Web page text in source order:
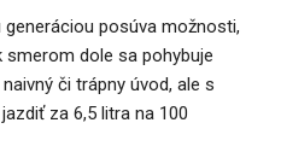
generáciou posúva možnosti,
smerom dole sa pohybuje
či trápny úvod, ale s
za 6,5 litra na 100